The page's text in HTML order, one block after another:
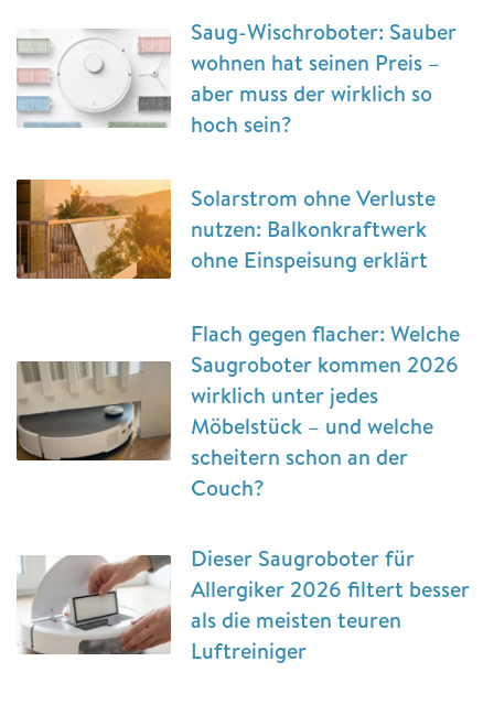
Saug-Wischroboter: Sauber
wohnen hat seinen Preis –
aber muss der wirklich so
hoch sein?
Solarstrom ohne Verluste
nutzen: Balkonkraftwerk
ohne Einspeisung erklärt
Flach gegen flacher: Welche
Saugroboter kommen 2026
wirklich unter jedes
Möbelstück – und welche
scheitern schon an der
Couch?
Dieser Saugroboter für
Allergiker 2026 filtert besser
als die meisten teuren
Luftreiniger